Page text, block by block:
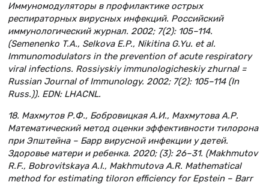
Иммуномодуляторы в профилактике острых
респираторных вирусных инфекций. Российский
иммунологический журнал. 2002; 7(2): 105–114.
(Semenenko T.A., Selkova E.P., Nikitina G.Yu. et al.
Immunomodulators in the prevention of acute respiratory
viral infections. Rossiyskiy immunologicheskiy zhurnal =
Russian Journal of Immunology. 2002; 7(2): 105–114 (In
Russ.)). EDN: LHACNL.
18. Махмутов Р.Ф., Бобровицкая А.И., Махмутова А.Р.
Математический метод оценки эффективности тилорона
при Эпштейна – Барр вирусной инфекции у детей.
Здоровье матери и ребенка. 2020; (3): 26–31. (Makhmutov
R.F., Bobrovitskaya A.I., Makhmutova A.R. Mathematical
method for estimating tiloron efficiency for Epstein – Barr